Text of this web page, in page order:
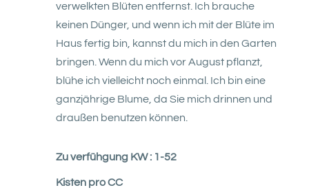
verwelkten Blüten entfernst. Ich brauche
keinen Dünger, und wenn ich mit der Blüte im
Haus fertig bin, kannst du mich in den Garten
bringen. Wenn du mich vor August pflanzt,
blühe ich vielleicht noch einmal. Ich bin eine
ganzjährige Blume, da Sie mich drinnen und
draußen benutzen können.
Zu verfühgung KW : 1-52
Kisten pro CC